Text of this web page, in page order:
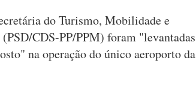
do Turismo, Mobilidade e
CDS-PP/PPM) foram "levantadas
na operação do único aeroporto da